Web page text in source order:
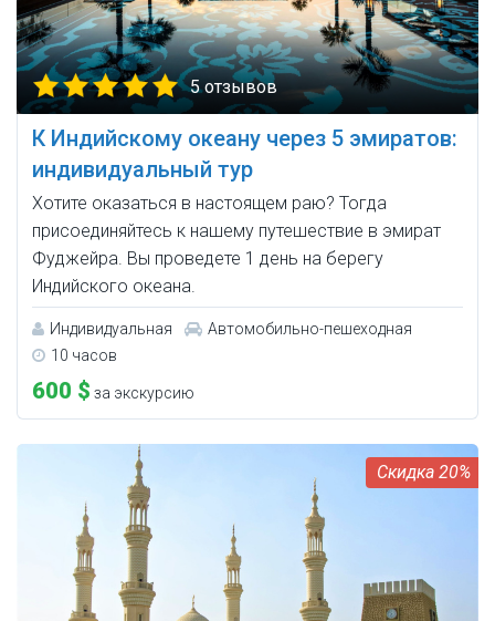
5 отзывов
К Индийскому океану через 5 эмиратов:
индивидуальный тур
Хотите оказаться в настоящем раю? Тогда
присоединяйтесь к нашему путешествие в эмират
Фуджейра. Вы проведете 1 день на берегу
Индийского океана.
Индивидуальная
Автомобильно-пешеходная
10 часов
600 $ за экскурсию
20%